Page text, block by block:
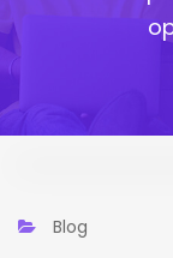
Blog